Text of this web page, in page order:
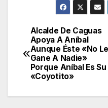
Navegación
de
entradas
Alcalde De Caguas
Apoya A Aníbal
Aunque Éste «No Le
Gane A Nadie»
Porque Aníbal Es Su
«Coyotito»